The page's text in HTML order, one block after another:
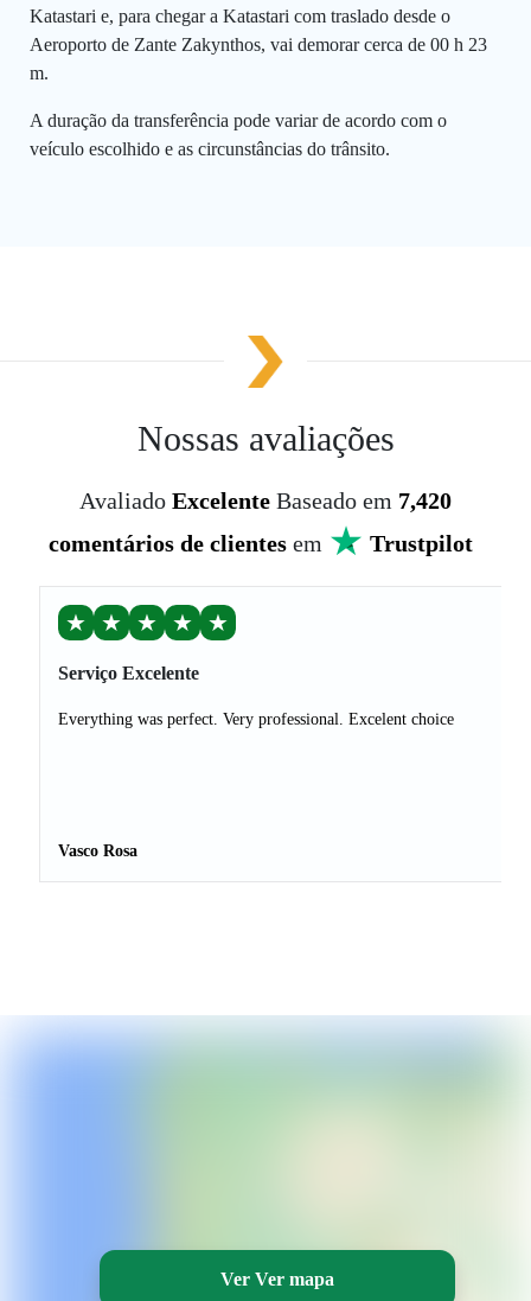
Katastari e, para chegar a Katastari com traslado desde o
Aeroporto de Zante Zakynthos, vai demorar cerca de 00 h 23
m.
A duração da transferência pode variar de acordo com o
veículo escolhido e as circunstâncias do trânsito.
Nossas avaliações
Avaliado Excelente Baseado em 7,420
comentários de clientes em Trustpilot
★ ★ ★ ★ ★
Serviço Excelente
Everything was perfect. Very professional. Excelent choice
Vasco Rosa
Ver Ver mapa